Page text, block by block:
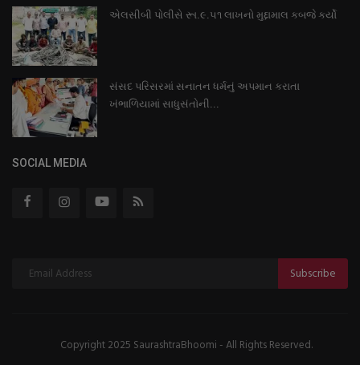
એલસીબી પોલીસે રૂા.૯.૫૧ લાખનો મુદ્દામાલ કબજે કર્યો
સંસદ પરિસરમાં સનાતન ધર્મનું અપમાન કરાતા
ખંભાળિયામાં સાધુસંતોની...
SOCIAL MEDIA
Subscribe
Copyright 2025 SaurashtraBhoomi - All Rights Reserved.